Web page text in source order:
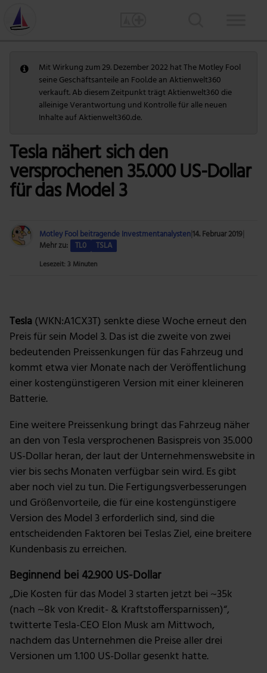
Mit Wirkung zum 29. Dezember 2022 hat The Motley Fool
seine Geschäftsanteile an Fool.de an Aktienwelt360
verkauft. Ab diesem Zeitpunkt trägt Aktienwelt360 die
alleinige Verantwortung und Kontrolle für alle neuen
Inhalte auf Aktienwelt360.de.
Tesla nähert sich den
versprochenen 35.000 US-Dollar
für das Model 3
Motley Fool beitragende Investmentanalysten14. Februar 2019
Mehr zu: TL0 TSLA
Lesezeit: 3 Minuten
Tesla(WKN:A1CX3T) senkte diese Woche erneut den
Preis für sein Model 3. Das ist die zweite von zwei
bedeutenden Preissenkungen für das Fahrzeug und
kommt etwa vier Monate nach der Veröffentlichung
einer kostengünstigeren Version mit einer kleineren
Batterie.
Eine weitere Preissenkung bringt das Fahrzeug näher
an den von Tesla versprochenen Basispreis von 35.000
US-Dollar heran, der laut der Unternehmenswebsite in
vier bis sechs Monaten verfügbar sein wird. Es gibt
aber noch viel zu tun. Die Fertigungsverbesserungen
und Größenvorteile, die für eine kostengünstigere
Version des Model 3 erforderlich sind, sind die
entscheidenden Faktoren bei Teslas Ziel, eine breitere
Kundenbasis zu erreichen.
Beginnend bei 42.900 US-Dollar
„Die Kosten für das Model 3 starten jetzt bei ~35k
(nach ~8k von Kredit- & Kraftstoffersparnissen)“,
twitterte Tesla-CEO Elon Musk am Mittwoch,
nachdem das Unternehmen die Preise aller drei
Versionen um 1.100 US-Dollar gesenkt hatte.